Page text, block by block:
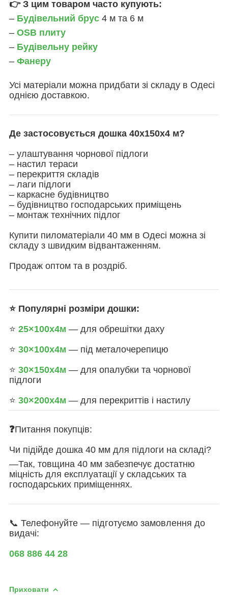
👉 З цим товаром часто купують:
– Будівельний брус 4 м та 6 м
– OSB плиту
– Будівельну рейку
– Фанеру
Усі матеріали можна придбати зі складу в Одесі
однією доставкою.
Де застосовується дошка 40х150х4 м?
– улаштування чорнової підлоги
– настил тераси
– перекриття складів
– лаги підлоги
– каркасне будівництво
– будівництво господарських приміщень
– монтаж технічних підлог
Купити пиломатеріали 40 мм в Одесі можна зі
складу з швидким відвантаженням.
Продаж оптом та в роздріб.
⭐ Популярні розміри дошки:
⭐ 25×100х4м — для обрешітки даху
⭐ 30×100х4м — під металочерепицю
⭐ 30×150х4м — для опалубки та чорнової
підлоги
⭐ 30×200х4м — для перекриттів і настилу
❓Питання покупців:
Чи підійде дошка 40 мм для підлоги на складі?
—Так, товщина 40 мм забезпечує достатню
міцність для експлуатації у складських та
господарських приміщеннях.
📞 Телефонуйте — підготуємо замовлення до
видачі:
068 886 44 28
Приховати